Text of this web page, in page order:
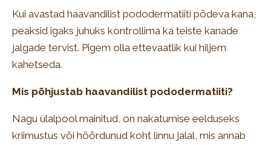
Kui avastad haavandilist pododermatiiti põdeva kana,
peaksid igaks juhuks kontrollima ka teiste kanade
jalgade tervist. Pigem olla ettevaatlik kui hiljem
kahetseda.
Mis põhjustab haavandilist pododermatiiti?
Nagu ülalpool mainitud, on nakatumise eelduseks
kriimustus või hõõrdunud koht linnu jalal, mis annab